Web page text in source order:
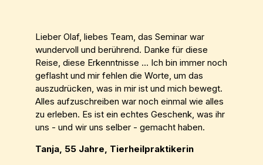
Lieber Olaf, liebes Team, das Seminar war
wundervoll und berührend. Danke für diese
Reise, diese Erkenntnisse … Ich bin immer noch
geflasht und mir fehlen die Worte, um das
auszudrücken, was in mir ist und mich bewegt.
Alles aufzuschreiben war noch einmal wie alles
zu erleben. Es ist ein echtes Geschenk, was ihr
uns - und wir uns selber - gemacht haben.
Tanja, 55 Jahre, Tierheilpraktikerin